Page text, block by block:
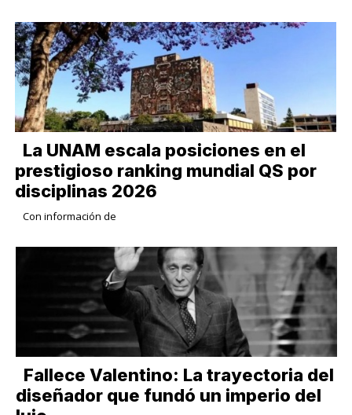
La UNAM escala posiciones en el
prestigioso ranking mundial QS por
disciplinas 2026
Con información de
Fallece Valentino: La trayectoria del
diseñador que fundó un imperio del